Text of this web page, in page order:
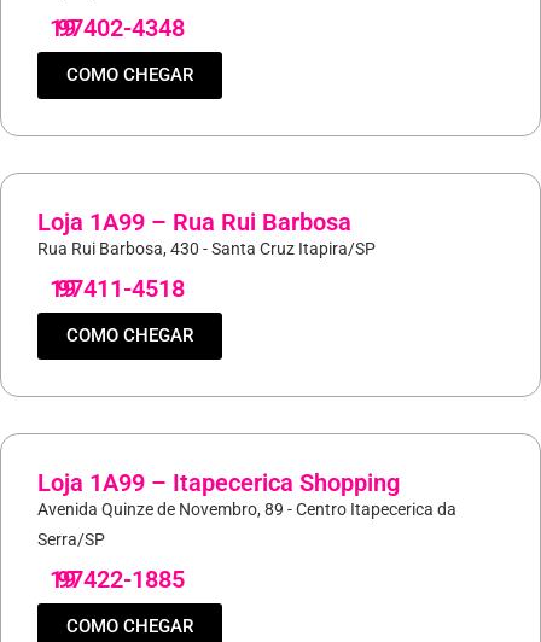
19
97402-4348
COMO CHEGAR
Loja 1A99 – Rua Rui Barbosa
Rua Rui Barbosa, 430 - Santa Cruz Itapira/SP
19
97411-4518
COMO CHEGAR
Loja 1A99 – Itapecerica Shopping
Avenida Quinze de Novembro, 89 - Centro Itapecerica da
Serra/SP
19
97422-1885
COMO CHEGAR